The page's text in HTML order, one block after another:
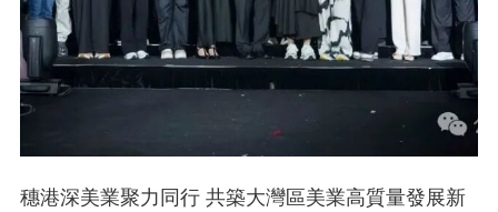
穗港深美業聚力同行 共築大灣區美業高質量發展新